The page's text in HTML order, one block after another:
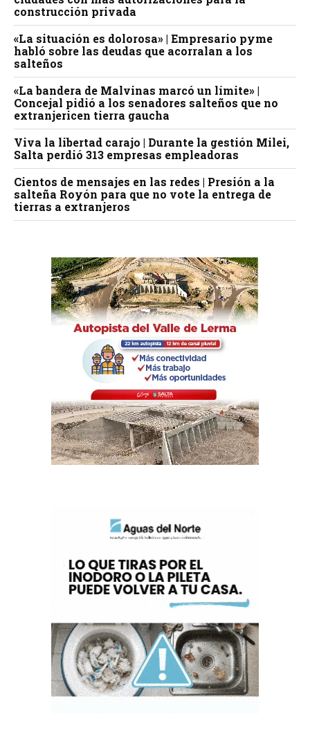
construcción privada
«La situación es dolorosa» | Empresario pyme
habló sobre las deudas que acorralan a los
salteños
«La bandera de Malvinas marcó un límite» |
Concejal pidió a los senadores salteños que no
extranjericen tierra gaucha
Viva la libertad carajo | Durante la gestión Milei,
Salta perdió 313 empresas empleadoras
Cientos de mensajes en las redes | Presión a la
salteña Royón para que no vote la entrega de
tierras a extranjeros